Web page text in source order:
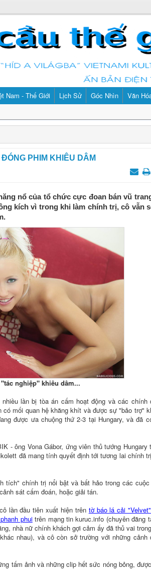
Nam - Thế Giới Lịch Sử Góc Nhìn Văn
PHIM KHIÊU DÂM
nổ của tổ chức cực đoan bán vũ
kích vì trong khi làm chính trị, cô vẫn
nghiệp" khiêu dâm...
lần bị tòa án cấm hoạt động và các chính
mối quan hệ khăng khít và được sự "bảo trợ"
được ưa chuộng thứ 2-3 tại Hungary, và đã
- ông Vona Gábor, ứng viên thủ tướng Hungary
đã mang tính quyết định tới tương lai chính
tích" chính trị nổi bật và bất hảo trong các
sát cấm đoán, hoặc giải tán.
lần đầu tiên xuất hiện trên tờ báo lá cải "Velvet"
phuitrên mạng tin kuruc.info (chuyên đăng
nhà nữ chính khách gợi cảm ấy đã thủ vai
nhau), và cô còn sở trường với những cảnh
tấm ảnh và những clip hết sức nóng bỏng,